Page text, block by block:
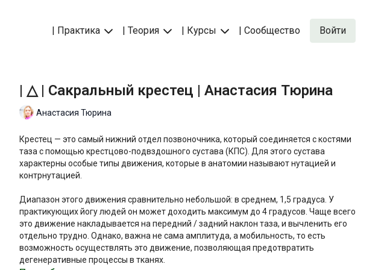
| Практика | Теория | Курсы | Сообщество Войти
| △ | Сакральный крестец | Анастасия Тюрина
Анастасия Тюрина
Крестец — это самый нижний отдел позвоночника, который соединяется с костями
таза с помощью крестцово-подвздошного сустава (КПС). Для этого сустава
характерны особые типы движения, которые в анатомии называют нутацией и
контрнутацией.
Диапазон этого движения сравнительно небольшой: в среднем, 1,5 градуса. У
практикующих йогу людей он может доходить максимум до 4 градусов. Чаще всего
это движение накладывается на передний / задний наклон таза, и вычленить его
отдельно трудно. Однако, важна не сама амплитуда, а мобильность, то есть
возможность осуществлять это движение, позволяющая предотвратить
дегенеративные процессы в тканях.